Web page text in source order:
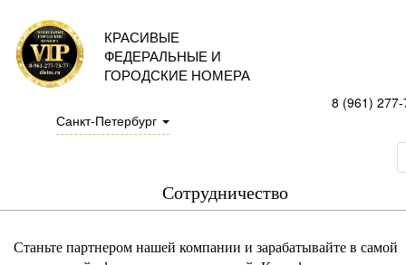
КРАСИВЫЕ
ФЕДЕРАЛЬНЫЕ И
ГОРОДСКИЕ НОМЕРА
Санкт-Петербург
8 (961)
Сотрудничество
Станьте партнером нашей компании и зарабатывайте в самой